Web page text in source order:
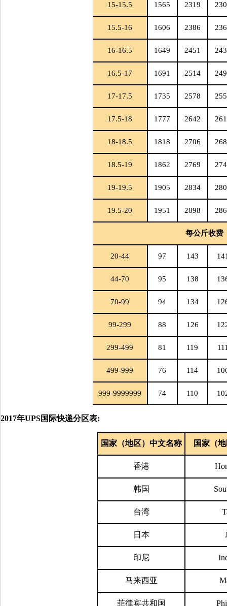
15-15.5 1565 2319
15.5-16 1606 2386
16-16.5 1649 2451
16.5-17 1691 2514
17-17.5 1735 2578
17.5-18 1777 2642
18-18.5 1818 2706
18.5-19 1862 2769
19-19.5 1905 2834
19.5-20 1951 2898
每公斤收费
20-44 97 143
44-70 95 138
70-99 94 134
99-299 88 126
299-499 81 119
499-999 76 114
999-9999999 74 110
2017年UPS国际快递分区表:
国家（地区）中文名称 国家（
香港
韩国
台湾
日本
印尼
马来西亚
菲律宾共和国